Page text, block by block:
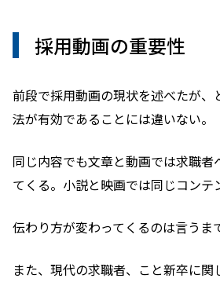
採用動画の重要性
前段で採用動画の現状を述べたが、
法が有効であることには違いない。
同じ内容でも文章と動画では求職者
てくる。小説と映画では同じコンテ
伝わり方が変わってくるのは言うま
また、現代の求職者、こと新卒に